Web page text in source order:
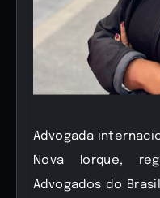
Advogada
Nova Iorque,
Advogados do